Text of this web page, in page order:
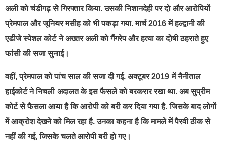
अली को चंडीगढ़ से गिरफ्तार किया. उसकी निशानदेही पर दो और आरोपियों
प्रेमपाल और जूनियर मसीह को भी पकड़ा गया. ​मार्च 2016 में हल्द्वानी की
एडीजे स्पेशल कोर्ट ने अख्तर अली को गैंगरेप और हत्या का दोषी ठहराते हुए
फांसी की सजा सुनाई।
वहीं, प्रेमपाल को पांच साल की सजा दी गई. ​अक्टूबर 2019 में नैनीताल
हाईकोर्ट ने निचली अदालत के इस फैसले को बरकरार रखा था. अब सुप्रीम
कोर्ट से फैसला आया है कि आरोपी को बरी कर दिया गया है. जिसके बाद लोगों
में आक्रोश देखने को मिल रहा है. उनका कहना है कि मामले में पैरवी ठीक से
नहीं की गई, जिसके चलते आरोपी बरी हो गए।